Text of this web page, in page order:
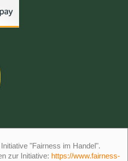
"Fairness im Handel".
zur Initiative: https://www.fairness-